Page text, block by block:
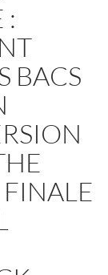
:
BACS
FINALE